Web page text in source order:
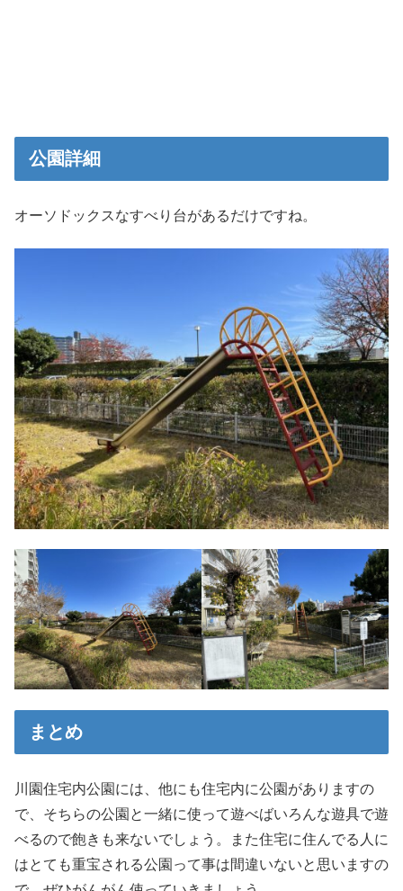
公園詳細
オーソドックスなすべり台があるだけですね。
まとめ
川園住宅内公園には、他にも住宅内に公園がありますの
で、そちらの公園と一緒に使って遊べばいろんな遊具で遊
べるので飽きも来ないでしょう。また住宅に住んでる人に
はとても重宝される公園って事は間違いないと思いますの